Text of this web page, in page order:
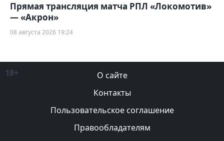
Прямая трансляция матча РПЛ «Локомотив»
— «Акрон»
08 августа 2026 19:24
18+
О сайте
Контакты
Пользовательское соглашение
Правообладателям